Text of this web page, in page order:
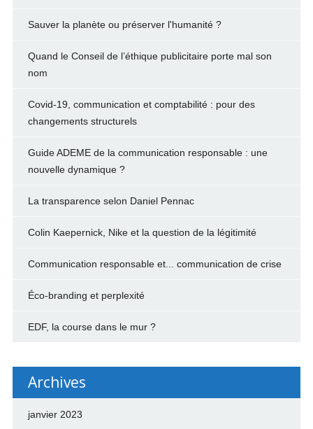
Sauver la planète ou préserver l'humanité ?
Quand le Conseil de l’éthique publicitaire porte mal son
nom
Covid-19, communication et comptabilité : pour des
changements structurels
Guide ADEME de la communication responsable : une
nouvelle dynamique ?
La transparence selon Daniel Pennac
Colin Kaepernick, Nike et la question de la légitimité
Communication responsable et... communication de crise
Éco-branding et perplexité
EDF, la course dans le mur ?
Archives
janvier 2023